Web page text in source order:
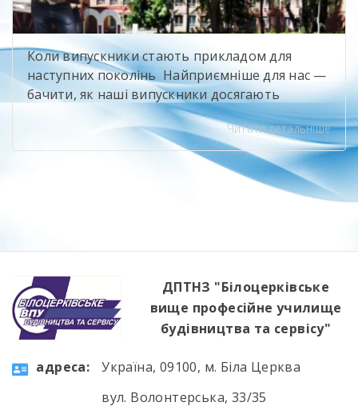
Коли випускники стають прикладом для
наступних поколінь Найприємніше для нас —
бачити, як наші випускники досягають
професійних висот і при цьому не забувають
про свій навчальний заклад. Олександр
Іванюк — випускник будівельного напряму,
яким ми щиро пишаємося. Сьогодні він
представляє компанію Sika, бере участь у
[…]
Читати детальніше
ДПТНЗ "Білоцерківське
вище професійне училище
будівництва та сервісу"
aдресa:
Україна, 09100, м. Біла Церква
вул. Волонтерська, 33/35